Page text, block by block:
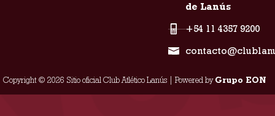
de Lanús
+54 11 4357 9200
Copyright © 2026 Sitio oficial Club Atlético Lanús | Powered byGrupo EON